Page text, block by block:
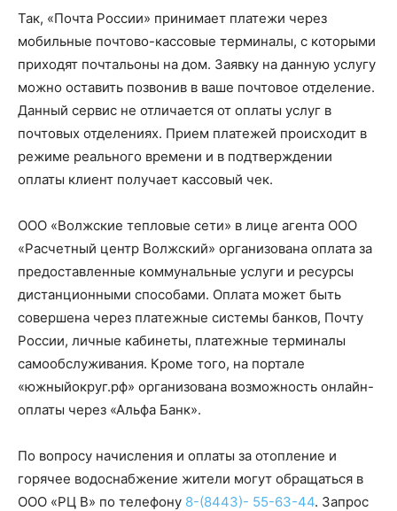
Так, «Почта России» принимает платежи через
мобильные почтово-кассовые терминалы, с которыми
приходят почтальоны на дом. Заявку на данную услугу
можно оставить позвонив в ваше почтовое отделение.
Данный сервис не отличается от оплаты услуг в
почтовых отделениях. Прием платежей происходит в
режиме реального времени и в подтверждении
оплаты клиент получает кассовый чек.
ООО «Волжские тепловые сети» в лице агента ООО
«Расчетный центр Волжский» организована оплата за
предоставленные коммунальные услуги и ресурсы
дистанционными способами. Оплата может быть
совершена через платежные системы банков, Почту
России, личные кабинеты, платежные терминалы
самообслуживания. Кроме того, на портале
«южныйокруг.рф» организована возможность онлайн-
оплаты через «Альфа Банк».
По вопросу начисления и оплаты за отопление и
горячее водоснабжение жители могут обращаться в
ООО «РЦ В» по телефону 8-(8443)- 55-63-44. Запрос